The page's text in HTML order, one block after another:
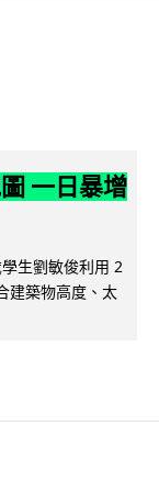
一日暴增
生劉敏俊利用 2
建築物高度、太